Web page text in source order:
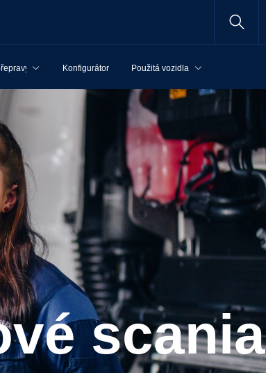
Konfigurátor Použitá vozidla
scania